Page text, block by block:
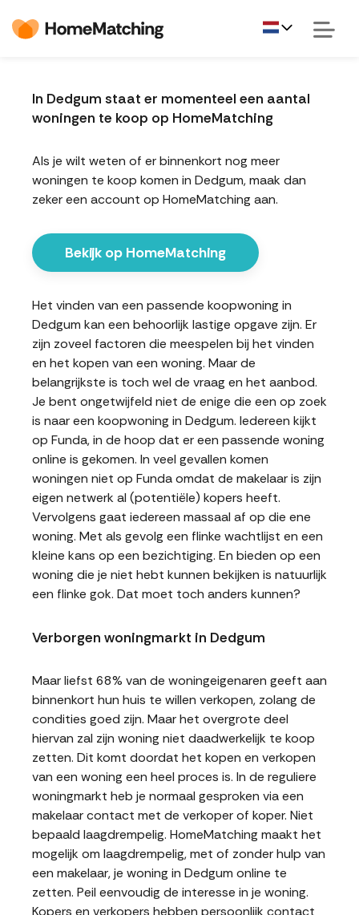
In Dedgum staat er momenteel een aantal
woningen te koop op HomeMatching
Als je wilt weten of er binnenkort nog meer
woningen te koop komen in Dedgum, maak dan
zeker een account op HomeMatching aan.
Bekijk op HomeMatching
Het vinden van een passende koopwoning in
Dedgum kan een behoorlijk lastige opgave zijn. Er
zijn zoveel factoren die meespelen bij het vinden
en het kopen van een woning. Maar de
belangrijkste is toch wel de vraag en het aanbod.
Je bent ongetwijfeld niet de enige die een op zoek
is naar een koopwoning in Dedgum. Iedereen kijkt
op Funda, in de hoop dat er een passende woning
online is gekomen. In veel gevallen komen
woningen niet op Funda omdat de makelaar is zijn
eigen netwerk al (potentiële) kopers heeft.
Vervolgens gaat iedereen massaal af op die ene
woning. Met als gevolg een flinke wachtlijst en een
kleine kans op een bezichtiging. En bieden op een
woning die je niet hebt kunnen bekijken is natuurlijk
een flinke gok. Dat moet toch anders kunnen?
Verborgen woningmarkt in Dedgum
Maar liefst 68% van de woningeigenaren geeft aan
binnenkort hun huis te willen verkopen, zolang de
condities goed zijn. Maar het overgrote deel
hiervan zal zijn woning niet daadwerkelijk te koop
zetten. Dit komt doordat het kopen en verkopen
van een woning een heel proces is. In de reguliere
woningmarkt heb je normaal gesproken via een
makelaar contact met de verkoper of koper. Niet
bepaald laagdrempelig. HomeMatching maakt het
mogelijk om laagdrempelig, met of zonder hulp van
een makelaar, je woning in Dedgum online te
zetten. Peil eenvoudig de interesse in je woning.
Kopers en verkopers hebben persoonlijk contact